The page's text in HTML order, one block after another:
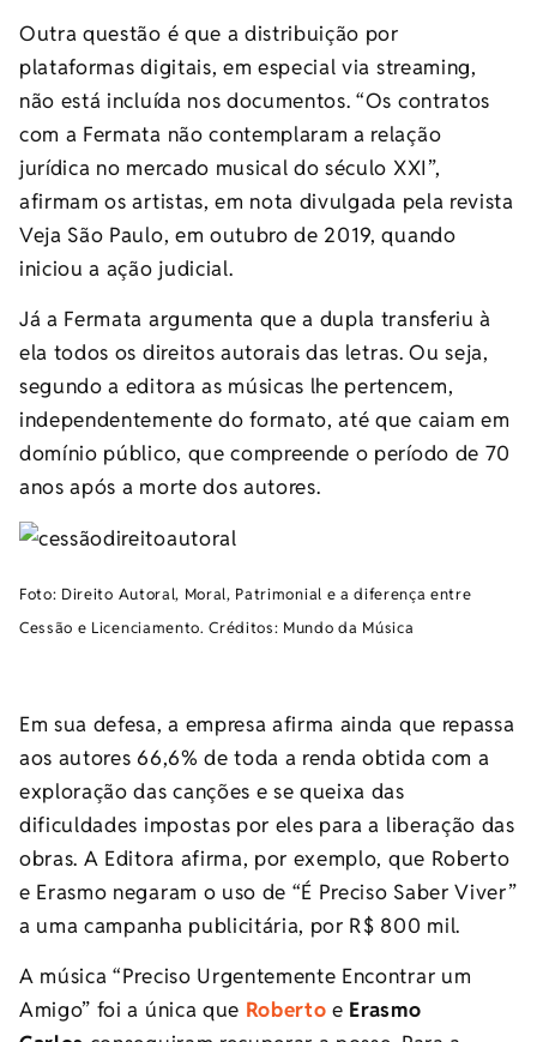
Outra questão é que a distribuição por
plataformas digitais, em especial via streaming,
não está incluída nos documentos. “Os contratos
com a Fermata não contemplaram a relação
jurídica no mercado musical do século XXI”,
afirmam os artistas, em nota divulgada pela revista
Veja São Paulo, em outubro de 2019, quando
iniciou a ação judicial.
Já a Fermata argumenta que a dupla transferiu à
ela todos os direitos autorais das letras. Ou seja,
segundo a editora as músicas lhe pertencem,
independentemente do formato, até que caiam em
domínio público, que compreende o período de 70
anos após a morte dos autores.
Foto: Direito Autoral, Moral, Patrimonial e a diferença entre
Cessão e Licenciamento. Créditos: Mundo da Música
Em sua defesa, a empresa afirma ainda que repassa
aos autores 66,6% de toda a renda obtida com a
exploração das canções e se queixa das
dificuldades impostas por eles para a liberação das
obras. A Editora afirma, por exemplo, que Roberto
e Erasmo negaram o uso de “É Preciso Saber Viver”
a uma campanha publicitária, por R$ 800 mil.
A música “Preciso Urgentemente Encontrar um
Amigo” foi a única que Roberto e Erasmo